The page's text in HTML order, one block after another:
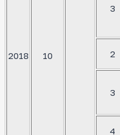
2018 10
3
2
3
4